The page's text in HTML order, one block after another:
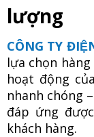
lượng
CÔNG TY
lựa chọn
hoạt động
nhanh chóng
đáp ứng
khách hàng.